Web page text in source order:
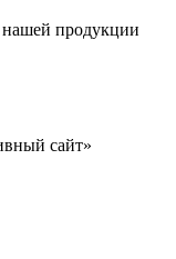
продукции
сайт»